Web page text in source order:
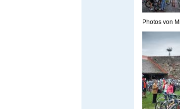
Photos von